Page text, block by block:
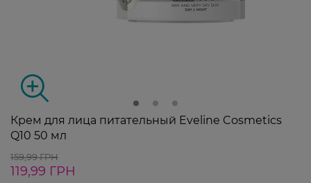
Крем для лица питательный Eveline Cosmetics
Q10 50 мл
159,99 ГРН
119,99 ГРН